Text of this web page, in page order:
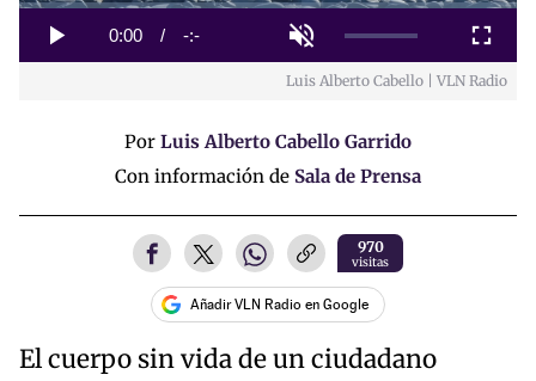
Play Unmute
Current
0:00 / Duration
-:-
Loaded:
Fullscreen
Luis Alberto Cabello | VLN Radio
Por Luis Alberto Cabello Garrido
Con información de Sala de Prensa
970
visitas
Añadir VLN Radio en Google
El cuerpo sin vida de un ciudadano